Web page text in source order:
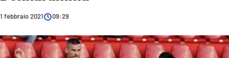
ECONOMIA E LAVORO
SANITÀ
1 febbraio 2021 09:29